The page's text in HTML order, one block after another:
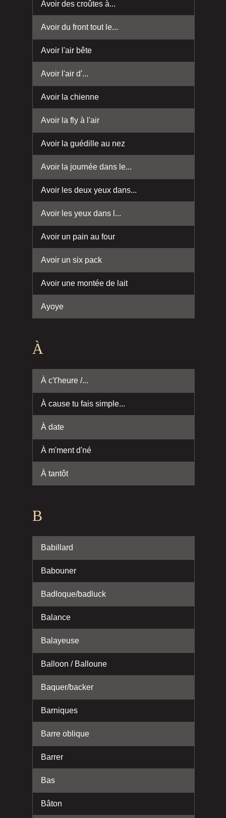
Avoir des croûtes à...
Avoir du front tout le...
Avoir l'air bête
Avoir l'air d'...
Avoir la chienne
Avoir la fly à l'air
Avoir la guédille au nez
Avoir la journée dans le...
Avoir les deux yeux dans...
Avoir les yeux dans l...
Avoir un pain au four
Avoir un six pack
Avoir une montée de lait
Ayoye
À
À c't'heure /...
À cause tu fais simple...
À date
À m'ment d'né
À tantôt
B
Babillard
Babouner
Badloque/badluck
Balance
Balayeuse
Balloon / Balloune
Baquer/backer
Barniques
Barre oblique
Barrer
Bas
Bâton